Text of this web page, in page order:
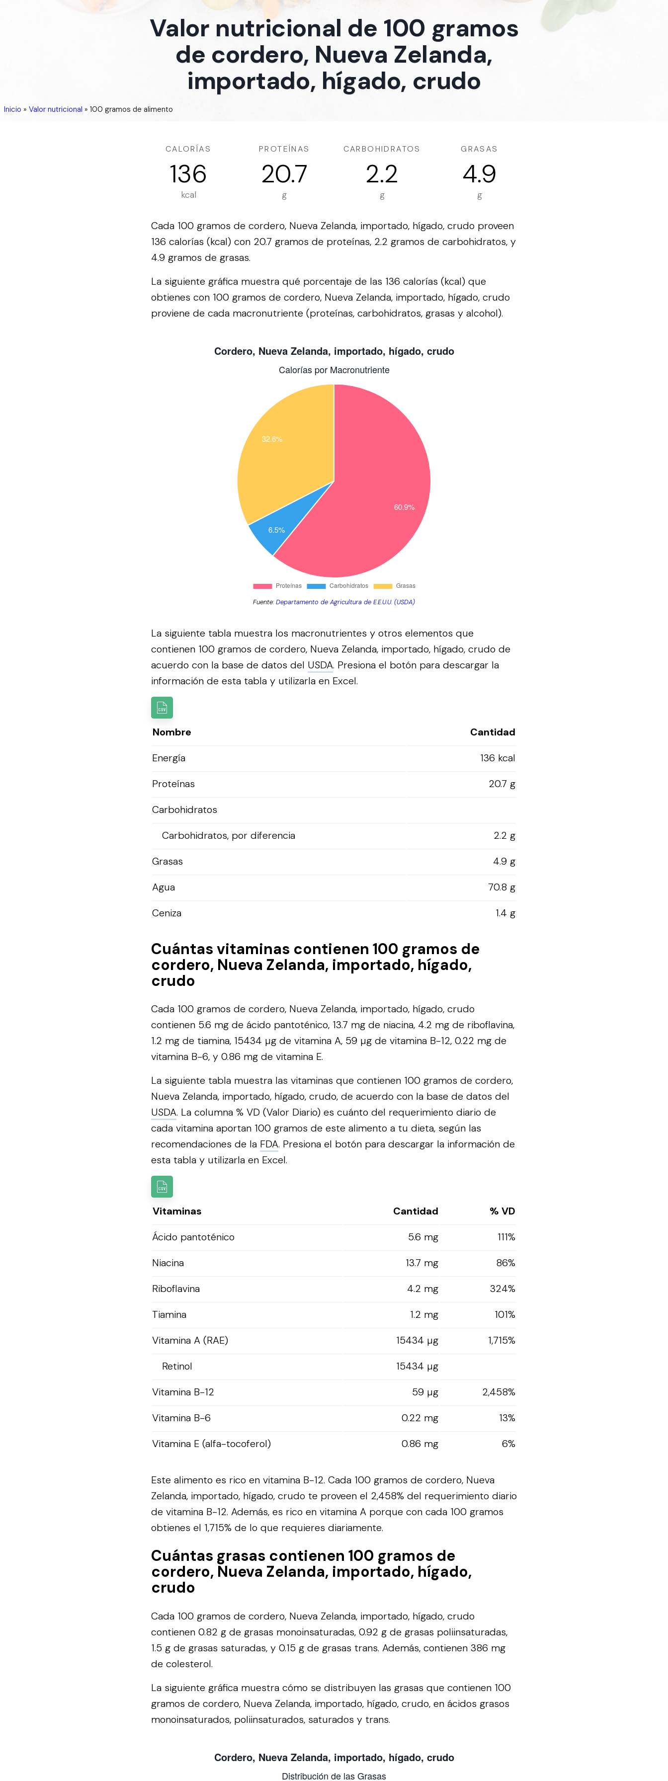
Valor nutricional de 100 gramos
de cordero, Nueva Zelanda,
importado, hígado, crudo
Inicio » Valor nutricional » 100 gramos de alimento
CALORÍAS
136
kcal
PROTEÍNAS
20.7
g
CARBOHIDRATOS
2.2
g
GRASAS
4.9
g
Cada 100 gramos de cordero, Nueva Zelanda, importado, hígado, crudo proveen
136 calorías (kcal) con 20.7 gramos de proteínas, 2.2 gramos de carbohidratos, y
4.9 gramos de grasas.
La siguiente gráfica muestra qué porcentaje de las 136 calorías (kcal) que
obtienes con 100 gramos de cordero, Nueva Zelanda, importado, hígado, crudo
proviene de cada macronutriente (proteínas, carbohidratos, grasas y alcohol).
Fuente:Departamento de Agricultura de E.E.U.U. (USDA)
La siguiente tabla muestra los macronutrientes y otros elementos que
contienen 100 gramos de cordero, Nueva Zelanda, importado, hígado, crudo de
acuerdo con la base de datos del USDA. Presiona el botón para descargar la
información de esta tabla y utilizarla en Excel.
Nombre
Cantidad
Energía
136 kcal
Proteínas
20.7 g
Carbohidratos
Carbohidratos, por diferencia
2.2 g
Grasas
4.9 g
Agua
70.8 g
Ceniza
1.4 g
Cuántas vitaminas contienen 100 gramos de
cordero, Nueva Zelanda, importado, hígado,
crudo
Cada 100 gramos de cordero, Nueva Zelanda, importado, hígado, crudo
contienen 5.6 mg de ácido pantoténico, 13.7 mg de niacina, 4.2 mg de riboflavina,
1.2 mg de tiamina, 15434 µg de vitamina A, 59 µg de vitamina B-12, 0.22 mg de
vitamina B-6, y 0.86 mg de vitamina E.
La siguiente tabla muestra las vitaminas que contienen 100 gramos de cordero,
Nueva Zelanda, importado, hígado, crudo, de acuerdo con la base de datos del
USDA. La columna % VD (Valor Diario) es cuánto del requerimiento diario de
cada vitamina aportan 100 gramos de este alimento a tu dieta, según las
recomendaciones de la FDA. Presiona el botón para descargar la información de
esta tabla y utilizarla en Excel.
Vitaminas Cantidad
% VD
Ácido pantoténico
5.6 mg
111%
Niacina
13.7 mg
86%
Riboflavina
4.2 mg
324%
Tiamina
1.2 mg
101%
Vitamina A (RAE)
15434 µg
1,715%
Retinol
15434 µg
Vitamina B-12
59 µg
2,458%
Vitamina B-6
0.22 mg
13%
Vitamina E (alfa-tocoferol)
0.86 mg 6%
Este alimento es rico en vitamina B-12. Cada 100 gramos de cordero, Nueva
Zelanda, importado, hígado, crudo te proveen el 2,458% del requerimiento diario
de vitamina B-12. Además, es rico en vitamina A porque con cada 100 gramos
obtienes el 1,715% de lo que requieres diariamente.
Cuántas grasas contienen 100 gramos de
cordero, Nueva Zelanda, importado, hígado,
crudo
Cada 100 gramos de cordero, Nueva Zelanda, importado, hígado, crudo
contienen 0.82 g de grasas monoinsaturadas, 0.92 g de grasas poliinsaturadas,
1.5 g de grasas saturadas, y 0.15 g de grasas trans. Además, contienen 386 mg
de colesterol.
La siguiente gráfica muestra cómo se distribuyen las grasas que contienen 100
gramos de cordero, Nueva Zelanda, importado, hígado, crudo, en ácidos grasos
monoinsaturados, poliinsaturados, saturados y trans.